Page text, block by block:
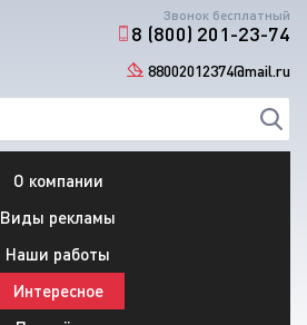
Звонок бесплатный
8 (800) 201-23-74
88002012374@mail.ru
О компании
Виды рекламы
Наши работы
Интересное